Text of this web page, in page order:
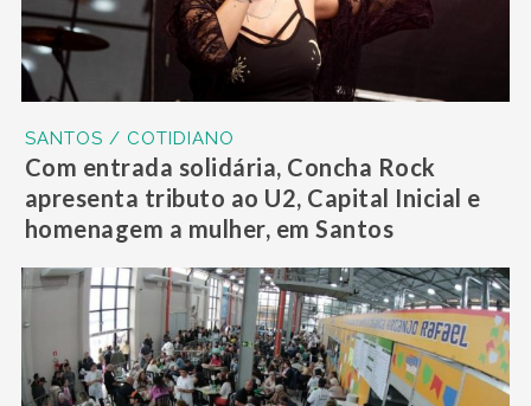
SANTOS / COTIDIANO
Com entrada solidária, Concha Rock
apresenta tributo ao U2, Capital Inicial e
homenagem a mulher, em Santos